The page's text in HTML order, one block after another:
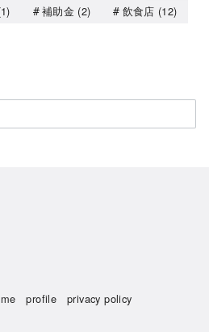
補助金 (2) 飲食店 (12)
profile privacy policy